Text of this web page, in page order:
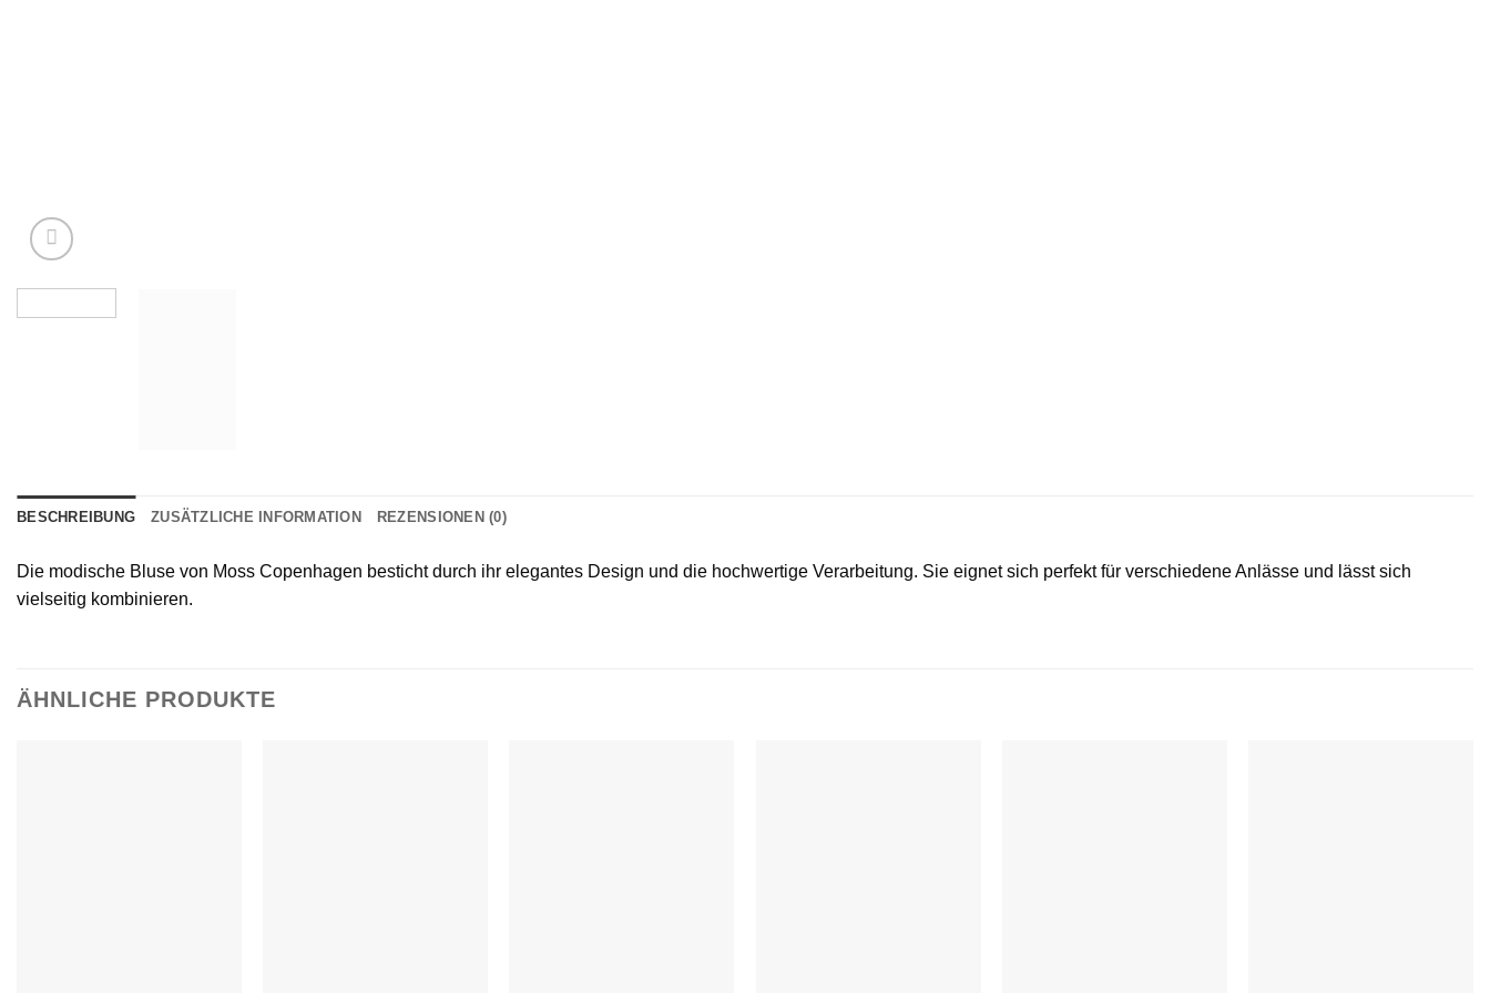
BESCHREIBUNG ZUSÄTZLICHE INFORMATION REZENSIONEN (0)
Die modische Bluse von Moss Copenhagen besticht durch ihr elegantes Design und die hochwertige Verarbeitung. Sie eignet sich perfekt für verschiedene Anlässe und lässt sich
vielseitig kombinieren.
ÄHNLICHE PRODUKTE